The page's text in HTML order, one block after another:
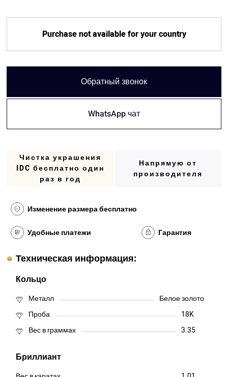
Purchase not available for your country
Обратный звонок
WhatsApp чат
Чистка украшения
IDC бесплатно один
раз в год
Напрямую от
производителя
Изменение размера бесплатно
Удобные платежи Гарантия
Техническая информация:
Кольцо
Металл
Белое золото
Проба
18K
Вес в граммах
3.35
Бриллиант